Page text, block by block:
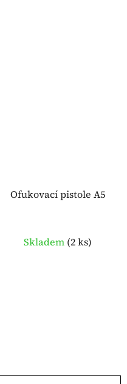
Ofukovací pistole A5
Skladem (2 ks)